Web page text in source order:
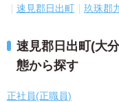
速見郡日出町
玖珠郡
速見郡日出町(大
態から探す
正社員(正職員)